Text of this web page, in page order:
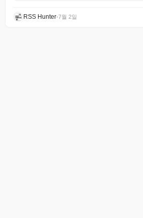
RSS Hunter•7월 2일